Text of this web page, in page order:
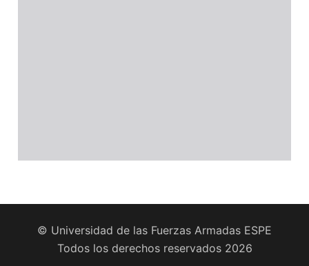
© Universidad de las Fuerzas Armadas ESPE
Todos los derechos reservados 2026